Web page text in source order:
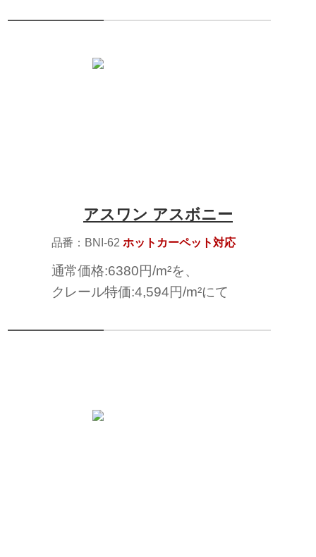
アスワン アスボニー
品番：BNI-62ホットカーペット対応
通常価格:6380円/m²を、
クレール特価:4,594円/m²にて